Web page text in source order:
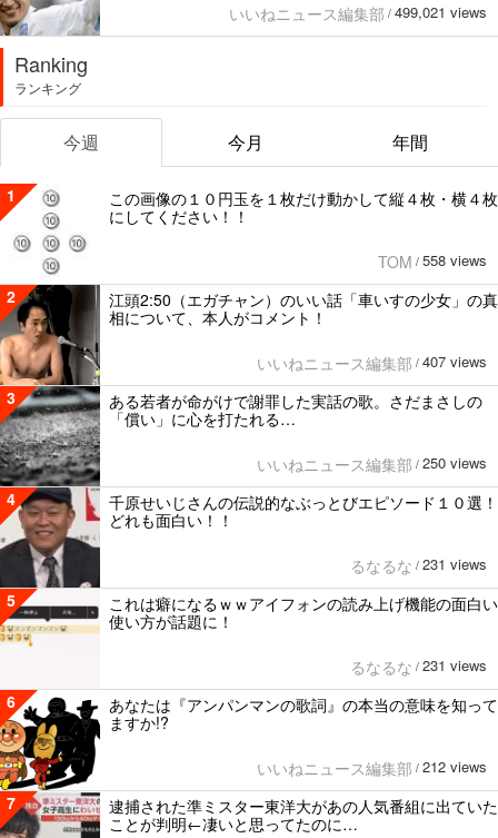
いいねニュース編集部 / 499,021 views
Ranking
ランキング
今週 今月 年間
1
この画像の１０円玉を１枚だけ動かして縦４枚・横４枚
にしてください！！
TOM / 558 views
2
江頭2:50（エガチャン）のいい話「車いすの少女」の真
相について、本人がコメント！
いいねニュース編集部 / 407 views
3
ある若者が命がけで謝罪した実話の歌。さだまさしの
「償い」に心を打たれる…
いいねニュース編集部 / 250 views
4
千原せいじさんの伝説的なぶっとびエピソード１０選！
どれも面白い！！
るなるな / 231 views
5
これは癖になるｗｗアイフォンの読み上げ機能の面白い
使い方が話題に！
るなるな / 231 views
6
あなたは『アンパンマンの歌詞』の本当の意味を知って
ますか!?
いいねニュース編集部 / 212 views
7
逮捕された準ミスター東洋大があの人気番組に出ていた
ことが判明←凄いと思ってたのに…